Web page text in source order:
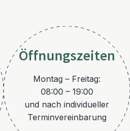
Öffnungszeiten
Montag – Freitag:
08:00 – 19:00
und nach individueller
Terminvereinbarung